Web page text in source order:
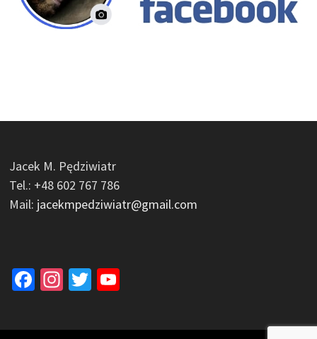
Jacek M. Pędziwiatr
Tel.: +48 602 767 786
Mail: jacekmpedziwiatr@gmail.com
Facebook
Instagram
Twitter